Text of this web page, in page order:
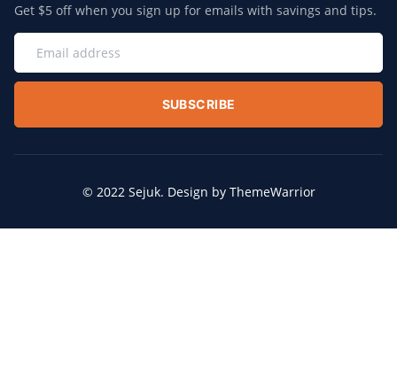
Get $5 off when you sign up for emails with savings and tips.
SUBSCRIBE
© 2022 Sejuk. Design by ThemeWarrior